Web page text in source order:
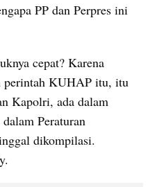
PP dan Perpres ini
cepat? Karena
perintah KUHAP itu, itu
Kapolri, ada dalam
Peraturan
dikompilasi.